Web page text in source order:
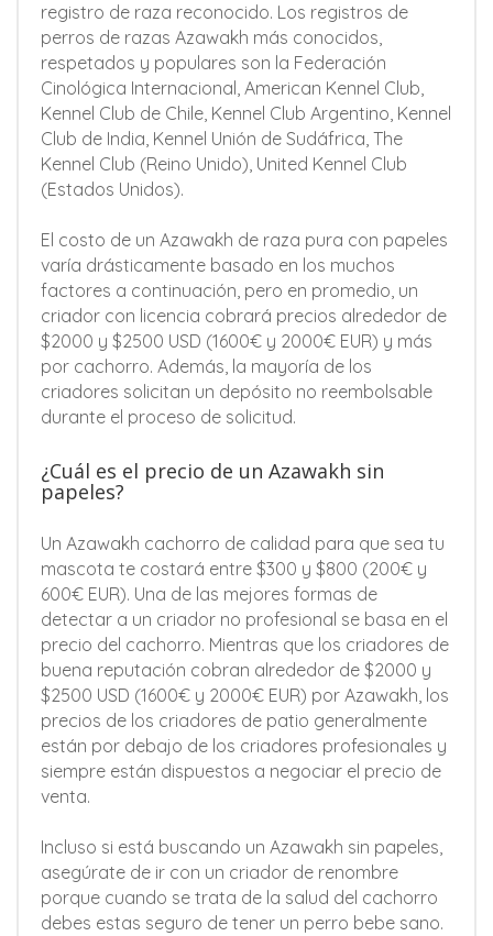
registro de raza reconocido. Los registros de
perros de razas Azawakh más conocidos,
respetados y populares son la Federación
Cinológica Internacional, American Kennel Club,
Kennel Club de Chile, Kennel Club Argentino, Kennel
Club de India, Kennel Unión de Sudáfrica, The
Kennel Club (Reino Unido), United Kennel Club
(Estados Unidos).
El costo de un Azawakh de raza pura con papeles
varía drásticamente basado en los muchos
factores a continuación, pero en promedio, un
criador con licencia cobrará precios alrededor de
$2000 y $2500 USD (1600€ y 2000€ EUR) y más
por cachorro. Además, la mayoría de los
criadores solicitan un depósito no reembolsable
durante el proceso de solicitud.
¿Cuál es el precio de un Azawakh sin
papeles?
Un Azawakh cachorro de calidad para que sea tu
mascota te costará entre $300 y $800 (200€ y
600€ EUR). Una de las mejores formas de
detectar a un criador no profesional se basa en el
precio del cachorro. Mientras que los criadores de
buena reputación cobran alrededor de $2000 y
$2500 USD (1600€ y 2000€ EUR) por Azawakh, los
precios de los criadores de patio generalmente
están por debajo de los criadores profesionales y
siempre están dispuestos a negociar el precio de
venta.
Incluso si está buscando un Azawakh sin papeles,
asegúrate de ir con un criador de renombre
porque cuando se trata de la salud del cachorro
debes estas seguro de tener un perro bebe sano.